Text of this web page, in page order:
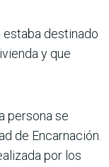
destinado
y que
persona se
de Encarnación.
por los